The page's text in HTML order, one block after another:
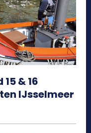
& 16
IJsselmeer